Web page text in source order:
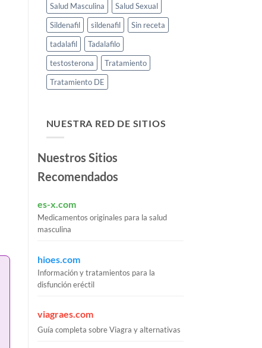
Salud Masculina
Salud Sexual
Sildenafil
sildenafil
Sin receta
tadalafil
Tadalafilo
testosterona
Tratamiento
Tratamiento DE
NUESTRA RED DE SITIOS
Nuestros Sitios
Recomendados
es-x.com
Medicamentos originales para la salud
masculina
hioes.com
Información y tratamientos para la
disfunción eréctil
viagraes.com
Guía completa sobre Viagra y alternativas